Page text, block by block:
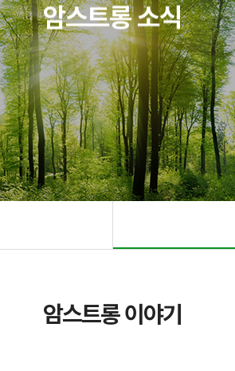
고주파 온열치료
고압산소치료
물리치료
한방치료
프로그램
암스트롱 소식
암스트롱 이야기